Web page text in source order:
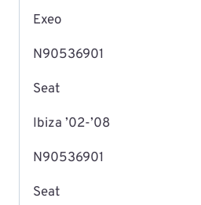
Exeo
N90536901
Seat
Ibiza ’02-’08
N90536901
Seat